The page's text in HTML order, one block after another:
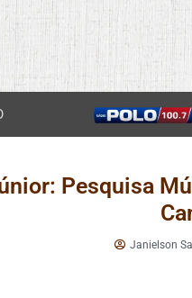
Pesquisa
Janielson